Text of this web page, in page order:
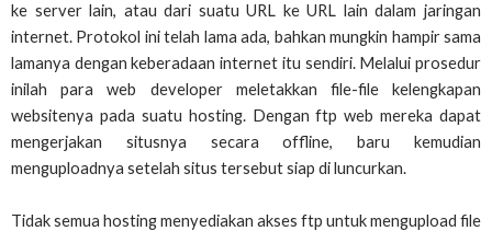
ke server lain, atau dari suatu URL ke URL lain dalam jaringan
internet. Protokol ini telah lama ada, bahkan mungkin hampir sama
lamanya dengan keberadaan internet itu sendiri. Melalui prosedur
inilah para web developer meletakkan file-file kelengkapan
websitenya pada suatu hosting. Dengan ftp web mereka dapat
mengerjakan situsnya secara offline, baru kemudian
menguploadnya setelah situs tersebut siap di luncurkan.
Tidak semua hosting menyediakan akses ftp untuk mengupload file